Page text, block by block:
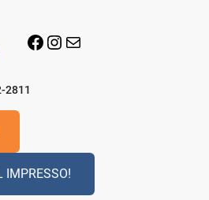
Facebook
Instagram
E-mail
2811
IMPRESSO!